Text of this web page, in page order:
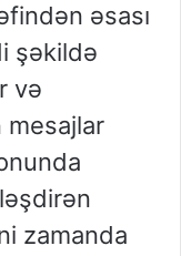
əsası
şəkildə
və
mesajlar
zamanda